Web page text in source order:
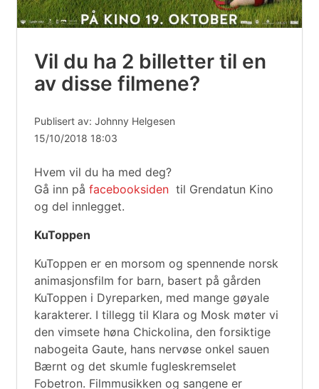
Vil du ha 2 billetter til en
av disse filmene?
Publisert av: Johnny Helgesen
15/10/2018 18:03
Hvem vil du ha med deg?
Gå inn på facebooksiden til Grendatun Kino
og del innlegget.
KuToppen
KuToppen er en morsom og spennende norsk
animasjonsfilm for barn, basert på gården
KuToppen i Dyreparken, med mange gøyale
karakterer. I tillegg til Klara og Mosk møter vi
den vimsete høna Chickolina, den forsiktige
nabogeita Gaute, hans nervøse onkel sauen
Bærnt og det skumle fugleskremselet
Fobetron. Filmmusikken og sangene er